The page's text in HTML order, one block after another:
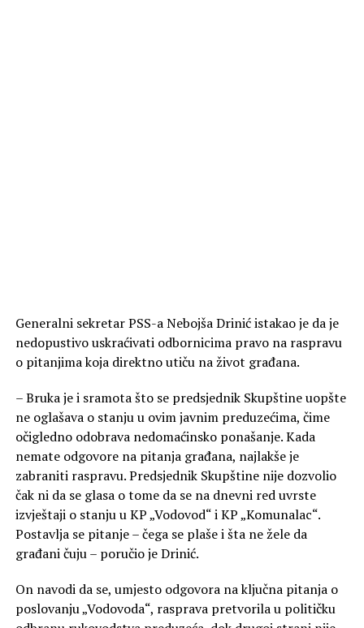
Generalni sekretar PSS-a Nebojša Drinić istakao je da je
nedopustivo uskraćivati odbornicima pravo na raspravu
o pitanjima koja direktno utiču na život građana.
– Bruka je i sramota što se predsjednik Skupštine uopšte
ne oglašava o stanju u ovim javnim preduzećima, čime
očigledno odobrava nedomaćinsko ponašanje. Kada
nemate odgovore na pitanja građana, najlakše je
zabraniti raspravu. Predsjednik Skupštine nije dozvolio
čak ni da se glasa o tome da se na dnevni red uvrste
izvještaji o stanju u KP „Vodovod“ i KP „Komunalac“.
Postavlja se pitanje – čega se plaše i šta ne žele da
građani čuju – poručio je Drinić.
On navodi da se, umjesto odgovora na ključna pitanja o
poslovanju „Vodovoda“, rasprava pretvorila u političku